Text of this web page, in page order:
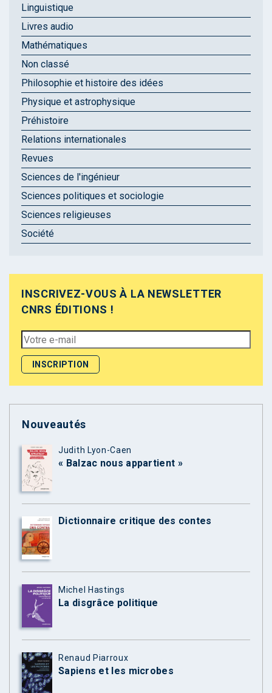
Linguistique
Livres audio
Mathématiques
Non classé
Philosophie et histoire des idées
Physique et astrophysique
Préhistoire
Relations internationales
Revues
Sciences de l'ingénieur
Sciences politiques et sociologie
Sciences religieuses
Société
INSCRIVEZ-VOUS À LA NEWSLETTER
CNRS ÉDITIONS !
Nouveautés
Judith Lyon-Caen
« Balzac nous appartient »
Dictionnaire critique des contes
Michel Hastings
La disgrâce politique
Renaud Piarroux
Sapiens et les microbes